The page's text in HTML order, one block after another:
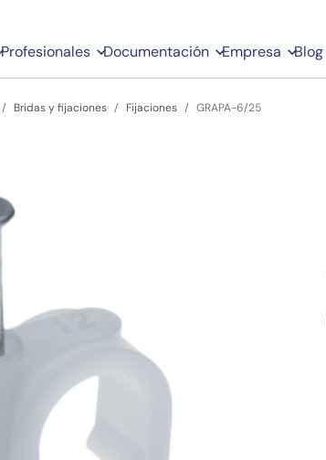
Profesionales Documentación Empresa Blog
Bridas y fijaciones Fijaciones GRAPA-6/25